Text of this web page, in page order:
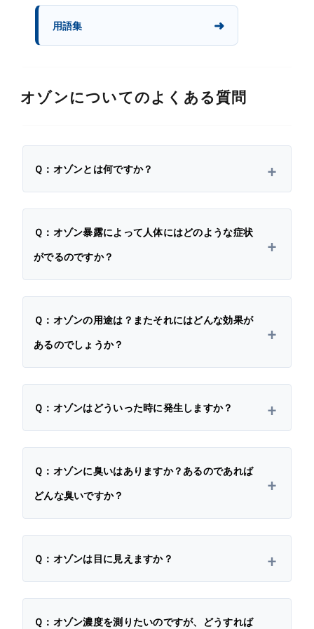
用語集
オゾンについてのよくある質問
Ｑ：オゾンとは何ですか？
Ｑ：オゾン暴露によって人体にはどのような症状
がでるのですか？
Ｑ：オゾンの用途は？またそれにはどんな効果が
あるのでしょうか？
Ｑ：オゾンはどういった時に発生しますか？
Ｑ：オゾンに臭いはありますか？あるのであれば
どんな臭いですか？
Ｑ：オゾンは目に見えますか？
Ｑ：オゾン濃度を測りたいのですが、どうすれば